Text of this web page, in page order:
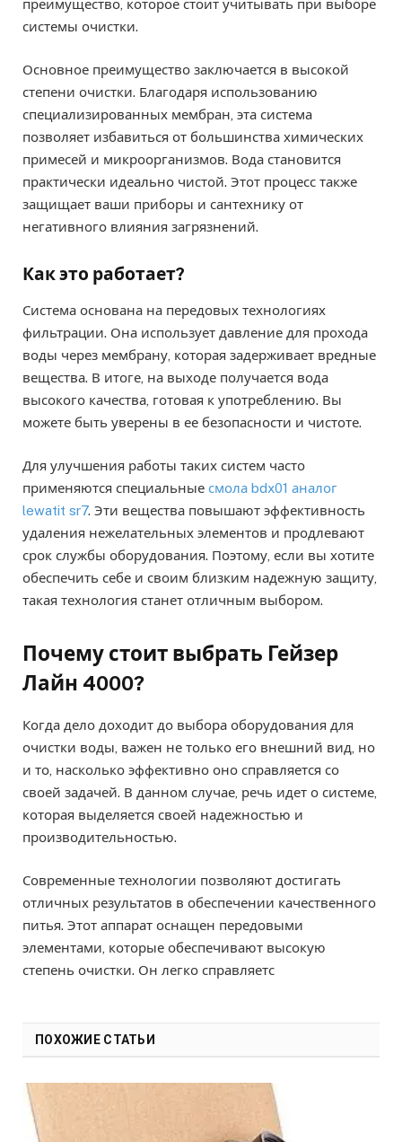
преимущество, которое стоит учитывать при выборе
системы очистки.
Основное преимущество заключается в высокой
степени очистки. Благодаря использованию
специализированных мембран, эта система
позволяет избавиться от большинства химических
примесей и микроорганизмов. Вода становится
практически идеально чистой. Этот процесс также
защищает ваши приборы и сантехнику от
негативного влияния загрязнений.
Как это работает?
Система основана на передовых технологиях
фильтрации. Она использует давление для прохода
воды через мембрану, которая задерживает вредные
вещества. В итоге, на выходе получается вода
высокого качества, готовая к употреблению. Вы
можете быть уверены в ее безопасности и чистоте.
Для улучшения работы таких систем часто
применяются специальные смола bdx01 аналог
lewatit sr7. Эти вещества повышают эффективность
удаления нежелательных элементов и продлевают
срок службы оборудования. Поэтому, если вы хотите
обеспечить себе и своим близким надежную защиту,
такая технология станет отличным выбором.
Почему стоит выбрать Гейзер
Лайн 4000?
Когда дело доходит до выбора оборудования для
очистки воды, важен не только его внешний вид, но
и то, насколько эффективно оно справляется со
своей задачей. В данном случае, речь идет о системе,
которая выделяется своей надежностью и
производительностью.
Современные технологии позволяют достигать
отличных результатов в обеспечении качественного
питья. Этот аппарат оснащен передовыми
элементами, которые обеспечивают высокую
степень очистки. Он легко справляетс
ПОХОЖИЕ СТАТЬИ